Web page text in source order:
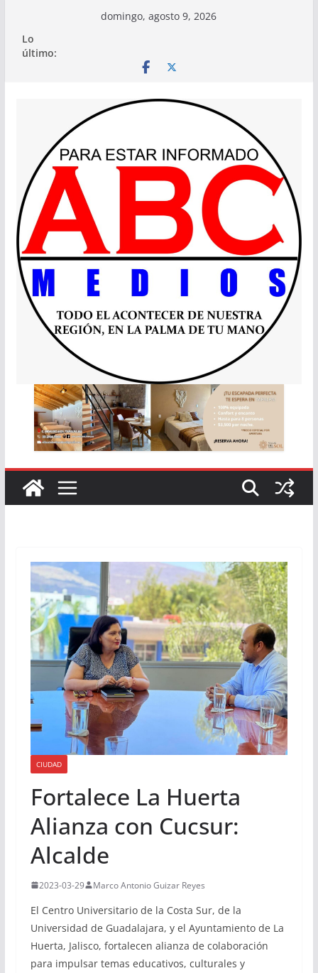
contenido
domingo, agosto 9, 2026
Lo
último:
CIUDAD
Fortalece La Huerta
Alianza con Cucsur:
Alcalde
2023-03-29 Marco Antonio Guizar Reyes
El Centro Universitario de la Costa Sur, de la
Universidad de Guadalajara, y el Ayuntamiento de La
Huerta, Jalisco, fortalecen alianza de colaboración
para impulsar temas educativos, culturales y